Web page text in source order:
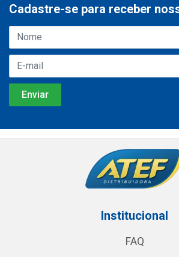
Cadastre-se para receber
Institucional
FAQ